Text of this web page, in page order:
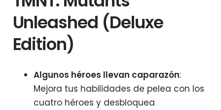
Unleashed (Deluxe
Edition)
Algunos héroes llevan caparazón:
Mejora tus habilidades de pelea con los
cuatro héroes y desbloquea